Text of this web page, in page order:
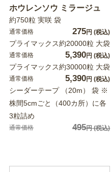
ホウレンソウ ミラージュ
約750粒 実咲 袋
通常価格 275円 (税込)
プライマックス約20000粒 大袋
通常価格 5,390円 (税込)
プライマックス約30000粒 大袋
通常価格 5,390円 (税込)
シーダーテープ （20m） 袋 ※
株間5cmごと（400カ所）に各
3粒詰め
通常価格 495円(税込)